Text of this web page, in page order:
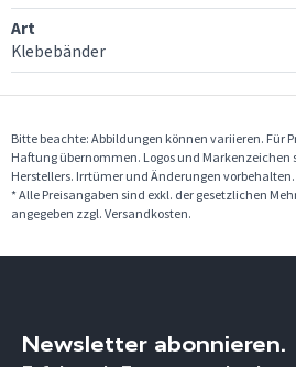
Art
Klebebänder
Bitte beachte: Abbildungen können variieren. Für
Haftung übernommen. Logos und Markenzeichen
Herstellers. Irrtümer und Änderungen vorbehalten.
* Alle Preisangaben sind exkl. der gesetzlichen
angegeben zzgl. Versandkosten.
Newsletter abonnieren.